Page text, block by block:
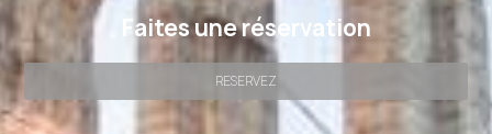
Faites une réservation
RESERVEZ